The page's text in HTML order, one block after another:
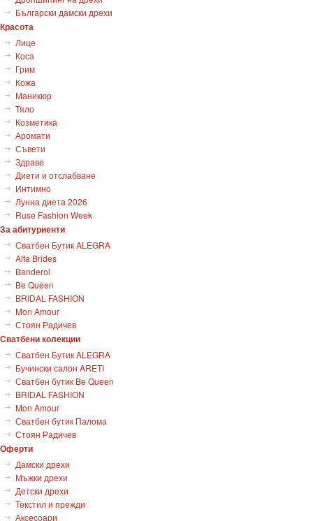
Български дамски дрехи
Красота
Лице
Коса
Грим
Кожа
Маникюр
Тяло
Козметика
Аромати
Съвети
Здраве
Диети и отслабване
Интимно
Лунна диета 2026
Ruse Fashion Week
За абитуриенти
Сватбен Бутик ALEGRA
Alfa Brides
Banderol
Be Queen
BRIDAL FASHION
Mon Amour
Стоян Радичев
Сватбени колекции
Сватбен Бутик ALEGRA
Бучински салон ARETI
Сватбен бутик Be Queen
BRIDAL FASHION
Mon Amour
Сватбен бутик Палома
Стоян Радичев
Оферти
Дамски дрехи
Мъжки дрехи
Детски дрехи
Текстил и прежди
Аксесоари